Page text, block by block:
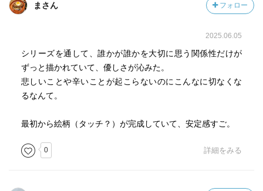
まさん フォロー
2025.06.05
シリーズを通して、誰かが誰かを大切に思う関係性だけが
ずっと描かれていて、優しさが沁みた。
悲しいことや辛いことが起こらないのにこんなに切なくな
るなんて。
最初から絵柄（タッチ？）が完成していて、安定感すご。
0 詳細をみる